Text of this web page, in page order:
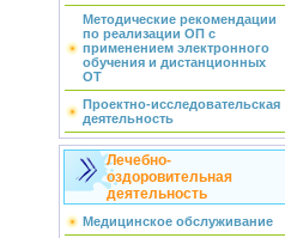
Методические рекомендации
по реализации ОП с
применением электронного
обучения и дистанционных
ОТ
Проектно-исследовательская
деятельность
Лечебно-
оздоровительная
деятельность
Медицинское обслуживание